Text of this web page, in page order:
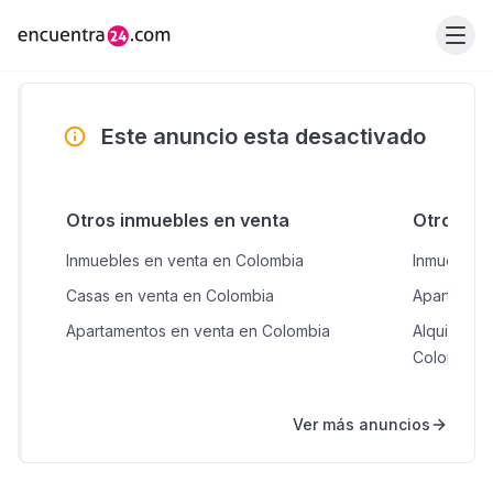
Este anuncio esta desactivado
Otros inmuebles en venta
Inmuebles en venta en Colombia
Casas en venta en Colombia
Apartamentos en venta en Colombia
Otros
Inmuebles
Alquileres
Colombia
Ver más anuncios